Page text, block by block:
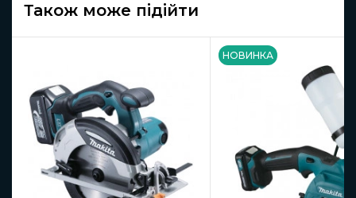
Також може підійти
НОВИНКА